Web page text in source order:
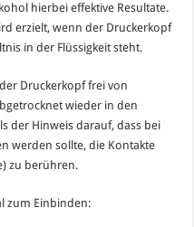
hierbei effektive Resultate.
erzielt, wenn der Druckerkopf
in der Flüssigkeit steht.
Druckerkopf frei von
wieder in den
der Hinweis darauf, dass bei
werden sollte, die Kontakte
zu berühren.
zum Einbinden: